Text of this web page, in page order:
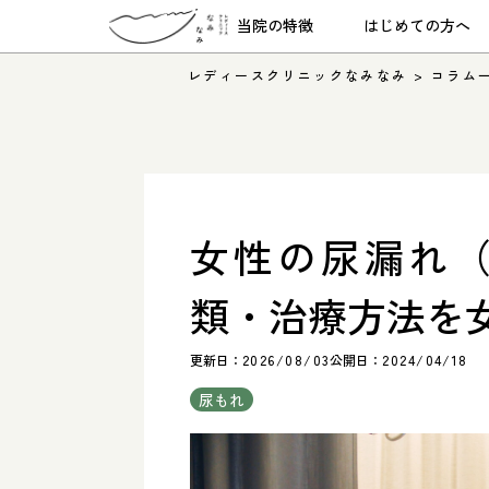
当院の特徴 はじめての方へ
レディースクリニックなみなみ > コラム
女性の尿漏れ
類・治療方法を
更新日： 2026/08/03公開日： 2024/04/18
尿もれ